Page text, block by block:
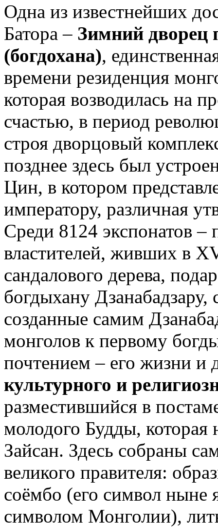
Одна из известнейших
Батора – Зимний дворец
(богдохана),
времени резиденция
которая возводилась на
счастью, в период
строя дворцовый
позднее здесь был
Цин, в котором
императору, различная
Среди 8124 экспонатов –
властителей, живших в
сандалового дерева,
богдыхану
созданные самим
монголов к первому
почтением – его жизни и
культурного и
разместившийся в
молодого Будды, которая
Зайсан. Здесь собраны
великого правителя:
соёмбо (его символ ныне
символом Монголии),